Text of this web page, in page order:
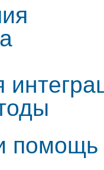
помощь